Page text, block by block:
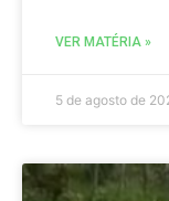
VER MATÉRIA »
5 de agosto de